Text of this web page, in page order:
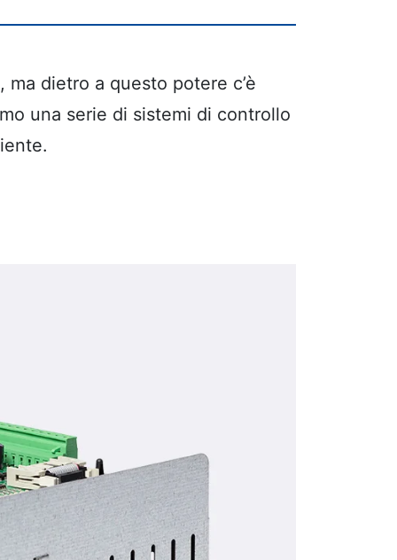
dietro a questo potere c’è
una serie di sistemi di controllo